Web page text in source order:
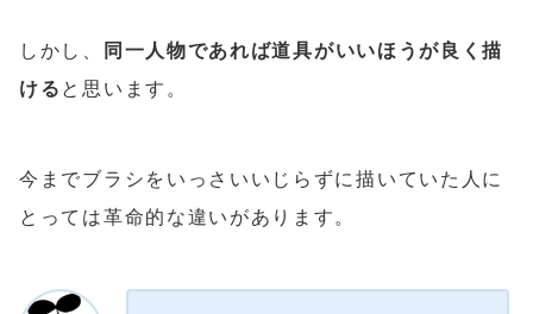
しかし、 同一人物であれば道具がいいほうが良く描
けると思います。
今までブラシをいっさいいじらずに描いていた人に
とっては革命的な違いがあります。